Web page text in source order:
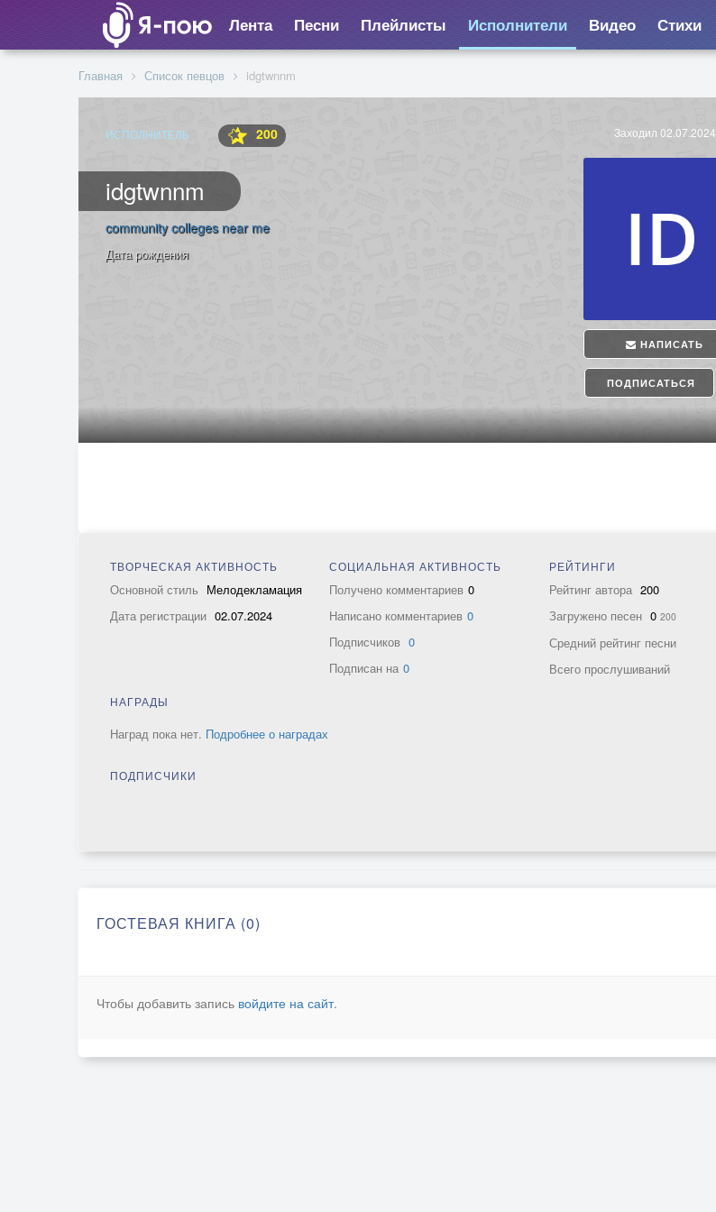
Лента Песни Плейлисты Исполнители Видео Стихи
Главная Список певцов idgtwnnm
ИСПОЛНИТЕЛЬ 200
idgtwnnm
Заходил 02.07.2024
НАПИСАТЬ
ПОДПИСАТЬСЯ
community colleges near me
Дата рождения
ТВОРЧЕСКАЯ АКТИВНОСТЬ
Основной стиль Мелодекламация
Дата регистрации 02.07.2024
СОЦИАЛЬНАЯ АКТИВНОСТЬ
Получено комментариев 0
Написано комментариев 0
Подписчиков 0
Подписан на 0
РЕЙТИНГИ
Рейтинг автора 200
Загружено песен 0 200
Средний рейтинг песни
Всего прослушиваний
НАГРАДЫ
Наград пока нет. Подробнее о наградах
ПОДПИСЧИКИ
ГОСТЕВАЯ КНИГА (0)
Чтобы добавить запись войдите на сайт.